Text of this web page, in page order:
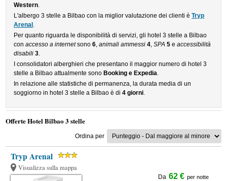
Western.
L'albergo 3 stelle a Bilbao con la miglior valutazione dei clienti èTryp
Arenal .
Per quanto riguarda le disponibilità di servizi, gli hotel 3 stelle a Bilbao
conaccesso a internetsono6,animali ammessi 4,SPA 5 eaccessibilità
disabili 3.
I consolidatori alberghieri che presentano il maggior numero di hotel 3
stelle a Bilbao attualmente sono Booking e Expedia.
In relazione alle statistiche di permanenza, la durata media di un
soggiorno in hotel 3 stelle a Bilbao è di4 giorni.
Offerte Hotel Bilbao 3 stelle
Ordina per
Tryp Arenal
Visualizza sulla mappa
Da 62 € per notte